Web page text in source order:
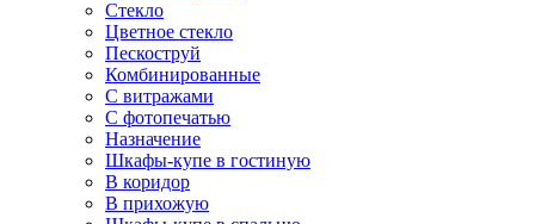
Стекло
Цветное стекло
Пескоструй
Комбинированные
С витражами
С фотопечатью
Назначение
Шкафы-купе в гостиную
В коридор
В прихожую